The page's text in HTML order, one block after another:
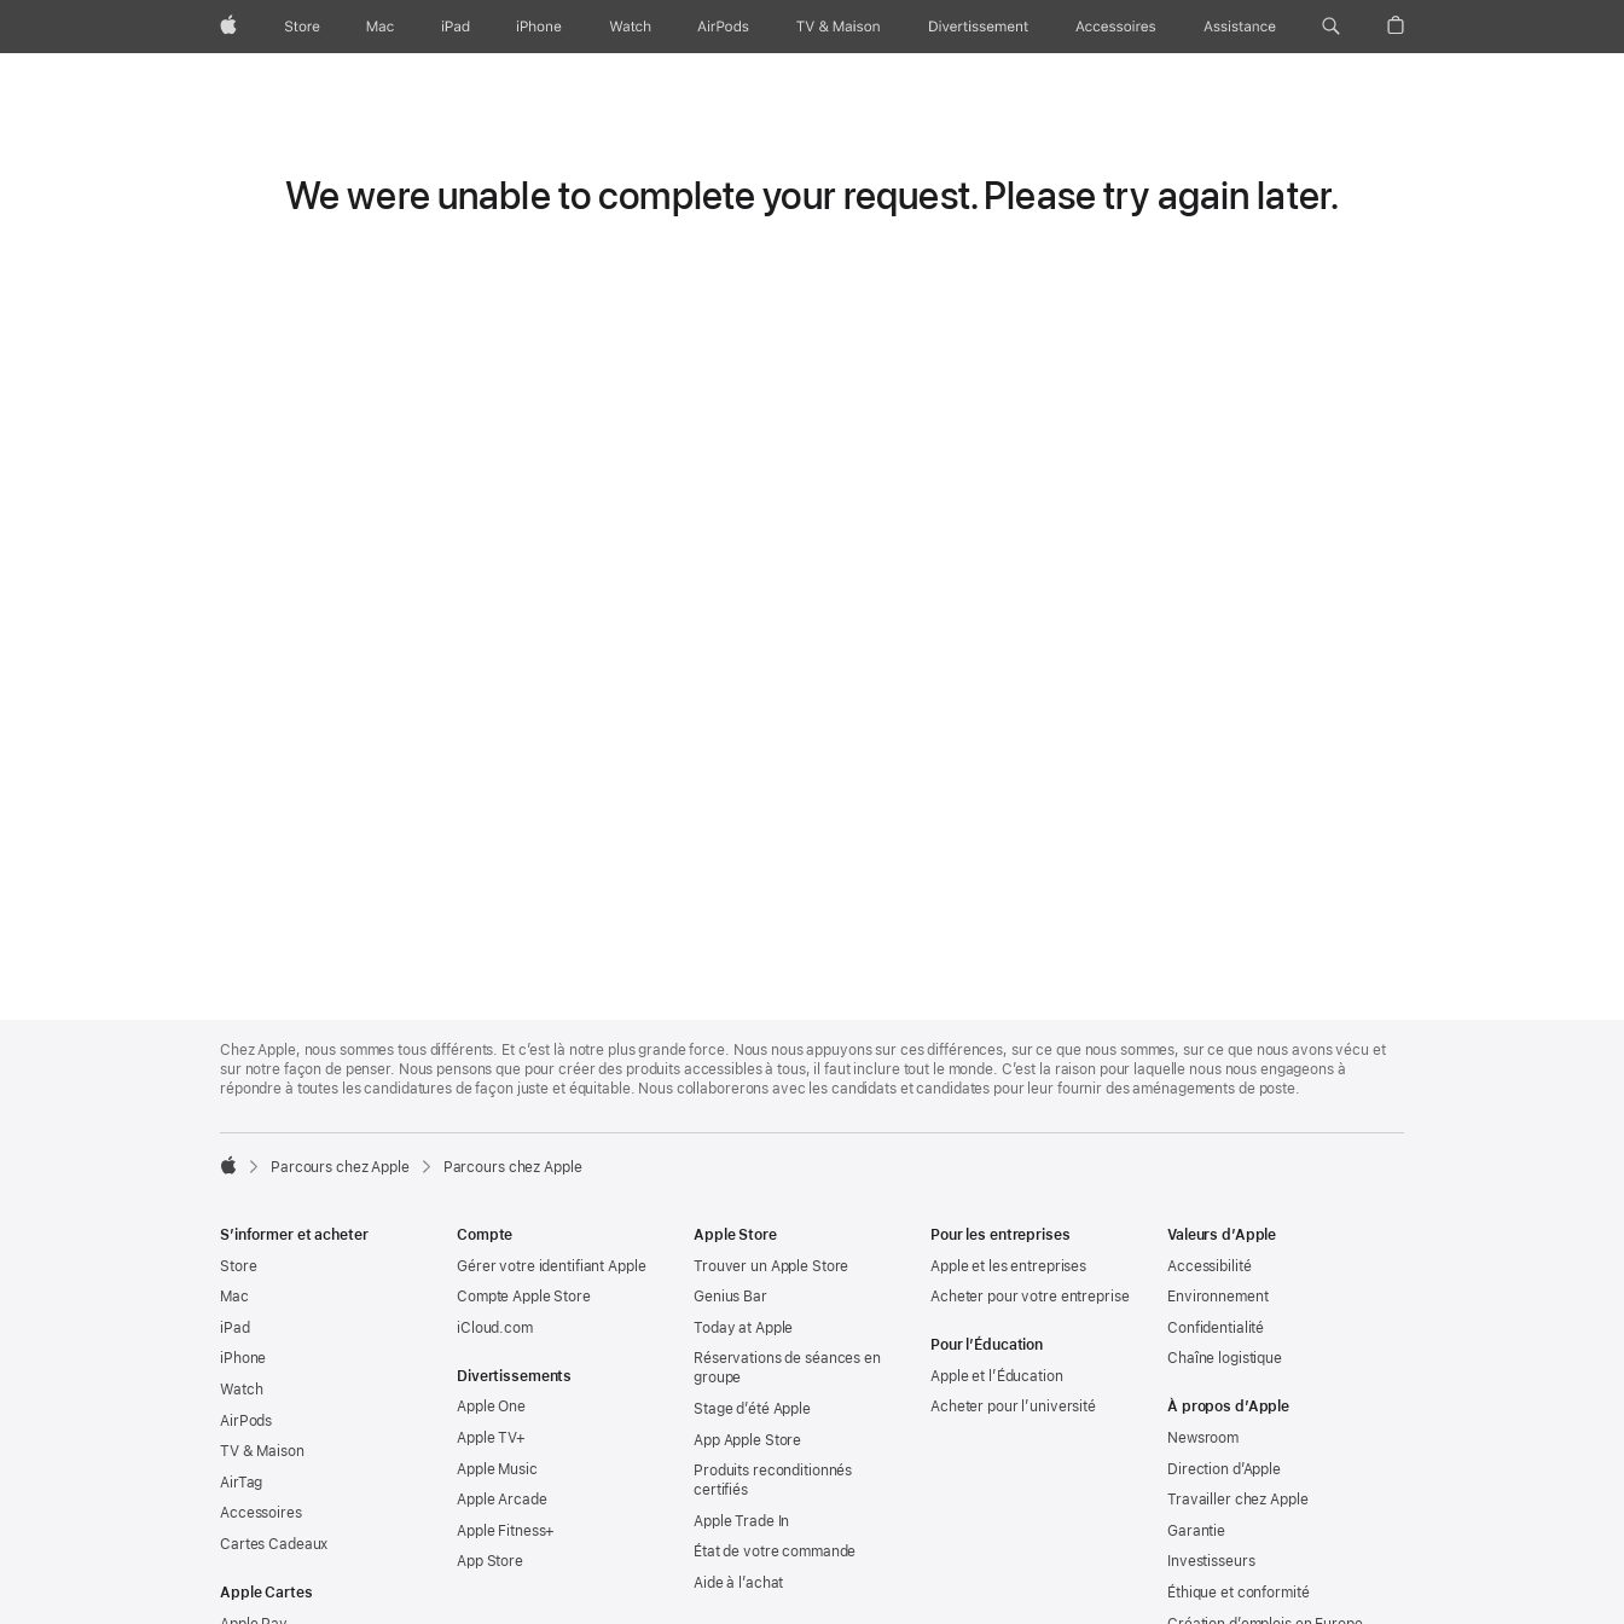
AppleStore Mac iPad iPhone Watch AirPods TV & Maison Divertissements Accessoires Assistance
We were unable to complete your request. Please try again later.
Footer
Chez Apple, nous sommes tous différents. Et c’est là notre plus grande force. Nous nous appuyons sur ces différences, sur ce que nous sommes, sur ce que nous avons vécu et
sur notre façon de penser. Nous pensons que pour créer des produits accessibles à tous, il faut inclure tout le monde. C’est la raison pour laquelle nous nous engageons à
répondre à toutes les candidatures de façon juste et équitable. Nous collaborerons avec les candidats et candidates pour leur fournir des aménagements de poste.

Parcours chez Apple Parcours chez Apple
S’informer et acheter
Store
Mac
iPad
iPhone
Watch
AirPods
TV & Maison
AirTag
Accessoires
Cartes Cadeaux
Apple Cartes
Compte
Gérer votre identifiant Apple
Compte Apple Store
iCloud.com
Divertissements
Apple One
Apple TV+
Apple Music
Apple Arcade
Apple Fitness+
App Store
Apple Store
Trouver un Apple Store
Genius Bar
Today at Apple
Réservations de séances en
groupe
Stage d’été Apple
App Apple Store
Produits reconditionnés
certifiés
Apple Trade In
État de votre commande
Aide à l’achat
Pour les entreprises
Apple et les entreprises
Acheter pour votre entreprise
Pour l’Éducation
Apple et l’Éducation
Acheter pour l’université
Valeurs d’Apple
Accessibilité
Environnement
Confidentialité
Chaîne logistique
À propos d’Apple
Newsroom
Direction d’Apple
Travailler chez Apple
Garantie
Investisseurs
Éthique et conformité